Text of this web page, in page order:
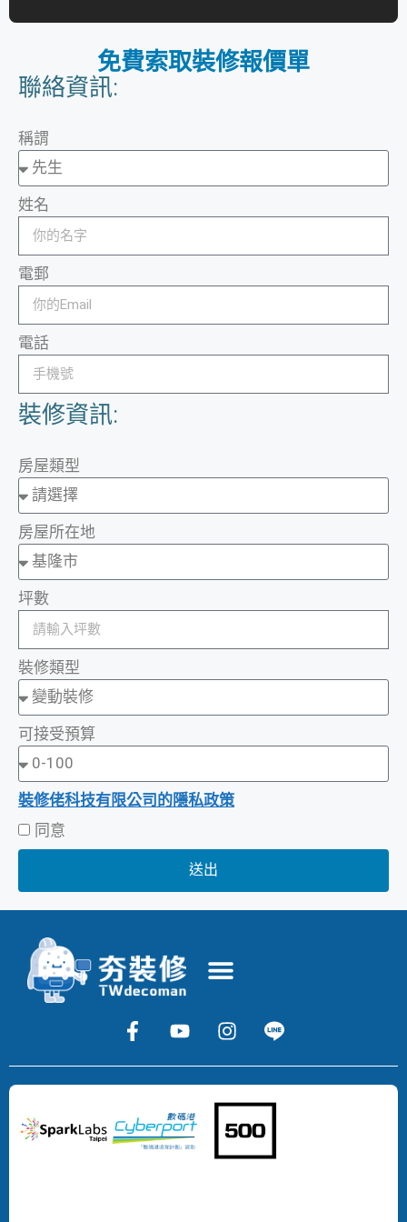
免費索取裝修報價單
聯絡資訊:
稱謂
姓名
電郵
電話
裝修資訊:
房屋類型
房屋所在地
坪數
裝修類型
可接受預算
裝修佬科技有限公司的隱私政策
同意
送出
Copyright
2024
DECOMAN